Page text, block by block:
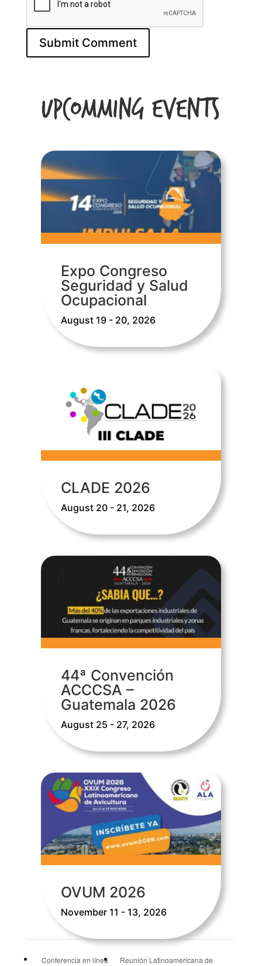
Upcomming Events
Expo Congreso
Seguridad y Salud
Ocupacional
August 19 - 20, 2026
CLADE 2026
August 20 - 21, 2026
44ª Convención
ACCCSA –
Guatemala 2026
August 25 - 27, 2026
OVUM 2026
November 11 - 13, 2026
Conferencia en línea
Reunión Latinoamericana de